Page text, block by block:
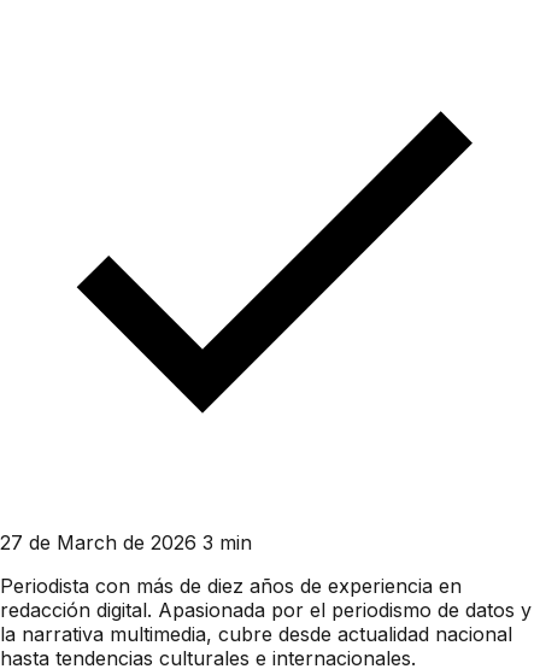
27 de March de 2026 3 min
Periodista con más de diez años de experiencia en
redacción digital. Apasionada por el periodismo de datos y
la narrativa multimedia, cubre desde actualidad nacional
hasta tendencias culturales e internacionales.